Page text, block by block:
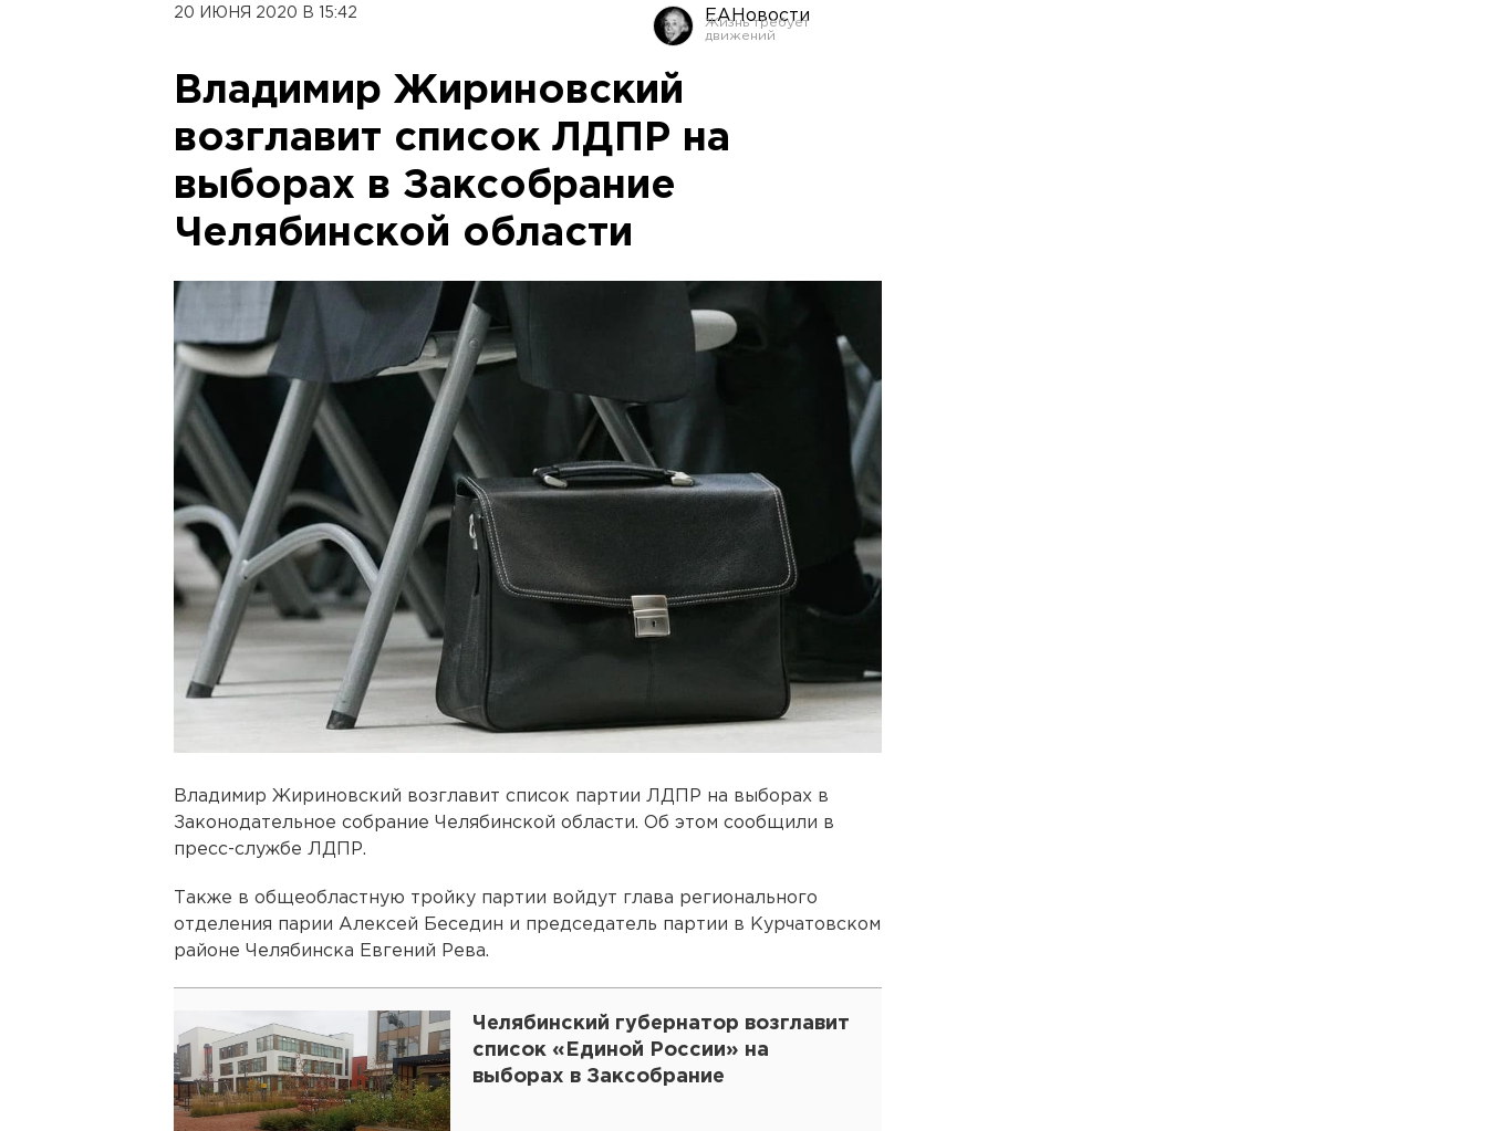
20 ИЮНЯ 2020 В 15:42 ЕАНовости
Владимир Жириновский
возглавит список ЛДПР на
выборах в Заксобрание
Челябинской области
Владимир Жириновский возглавит список партии ЛДПР на выборах в
Законодательное собрание Челябинской области. Об этом сообщили в
пресс-службе ЛДПР.
Также в общеобластную тройку партии войдут глава регионального
отделения парии Алексей Беседин и председатель партии в Курчатовском
районе Челябинска Евгений Рева.
Челябинский губернатор возглавит
список «Единой России» на
выборах в Заксобрание